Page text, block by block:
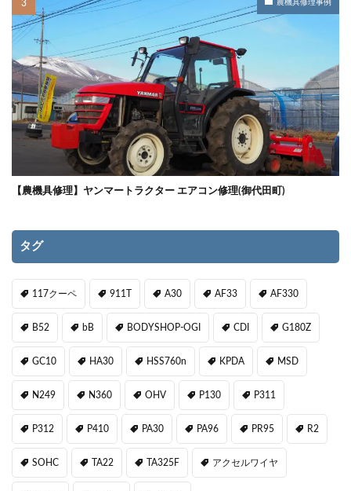
農機具修理事例
【農機具修理】ヤンマートラクター エアコン修理(御代田町)
タグ
117クーペ 911T A30 AF33 AF330
B52 bB BODYSHOP-OGI CDI G180Z
GC10 HA30 HSS760n KPDA MSD
N249 N360 OHV P130 P311
P312 P410 PA30 PA96 PR95 R2
SOHC TA22 TA325F アクセルワイヤ